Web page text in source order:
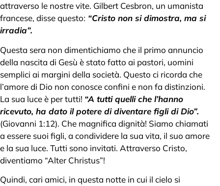
attraverso le nostre vite. Gilbert Cesbron, un umanista
francese, disse questo: “Cristo non si dimostra, ma si
irradia”.
Questa sera non dimentichiamo che il primo annuncio
della nascita di Gesù è stato fatto ai pastori, uomini
semplici ai margini della società. Questo ci ricorda che
l’amore di Dio non conosce confini e non fa distinzioni.
La sua luce è per tutti! “A tutti quelli che l’hanno
ricevuto, ha dato il potere di diventare figli di Dio”.
(Giovanni 1:12). Che magnifica dignità! Siamo chiamati
a essere suoi figli, a condividere la sua vita, il suo amore
e la sua luce. Tutti sono invitati. Attraverso Cristo,
diventiamo “Alter Christus”!
Quindi, cari amici, in questa notte in cui il cielo si